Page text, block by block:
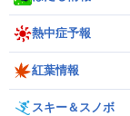
熱中症予報
紅葉情報
スキー＆スノボ